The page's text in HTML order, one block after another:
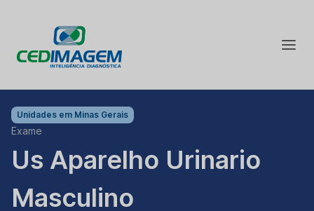
Unidades em Minas Gerais
Exame
Us Aparelho Urinario
Masculino